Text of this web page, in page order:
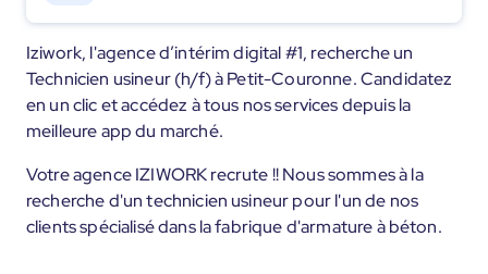
Iziwork, l'agence d’intérim digital #1, recherche un
Technicien usineur (h/f) à Petit-Couronne. Candidatez
en un clic et accédez à tous nos services depuis la
meilleure app du marché.
Votre agence IZIWORK recrute !! Nous sommes à la
recherche d'un technicien usineur pour l'un de nos
clients spécialisé dans la fabrique d'armature à béton.